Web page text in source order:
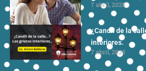
7 abril, 2025
¿Candil de la
interiores.
7 abril, 2025